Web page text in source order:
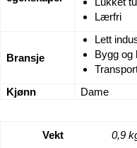
Lærfri
Bransje
Lett
Bygg og
Kjønn
Dame
Vekt 0,9